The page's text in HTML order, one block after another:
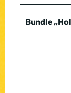
Bundle